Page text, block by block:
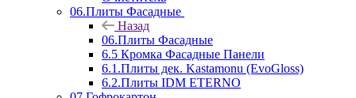
06.Плиты Фасадные
Назад
06.Плиты Фасадные
6.5 Кромка Фасадные Панели
6.1.Плиты дек. Kastamonu (EvoGloss)
6.2.Плиты IDM ETERNO